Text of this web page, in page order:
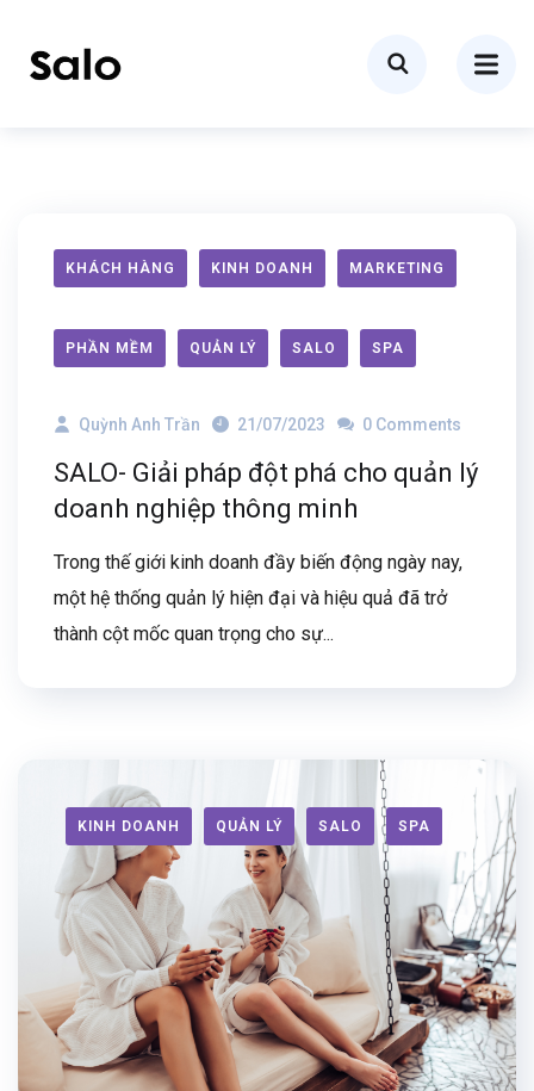
KHÁCH HÀNG KINH DOANH MARKETING
PHẦN MỀM QUẢN LÝ SALO SPA
Quỳnh Anh Trần 21/07/2023 0 Comments
SALO- Giải pháp đột phá cho quản lý
doanh nghiệp thông minh
Trong thế giới kinh doanh đầy biến động ngày nay,
một hệ thống quản lý hiện đại và hiệu quả đã trở
thành cột mốc quan trọng cho sự...
KINH DOANH QUẢN LÝ SALO SPA